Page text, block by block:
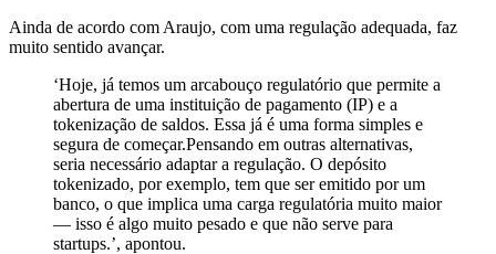
Ainda de acordo com Araujo, com uma regulação adequada, faz
muito sentido avançar.
‘Hoje, já temos um arcabouço regulatório que permite a
abertura de uma instituição de pagamento (IP) e a
tokenização de saldos. Essa já é uma forma simples e
segura de começar.Pensando em outras alternativas,
seria necessário adaptar a regulação. O depósito
tokenizado, por exemplo, tem que ser emitido por um
banco, o que implica uma carga regulatória muito maior
— isso é algo muito pesado e que não serve para
startups.’, apontou.